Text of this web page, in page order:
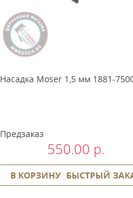
Насадка Moser 1,5 мм 1881-
Предзаказ
550.00 р.
В КОРЗИНУ БЫСТРЫЙ